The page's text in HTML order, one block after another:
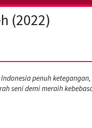
(2022)
penuh
seni demi meraih